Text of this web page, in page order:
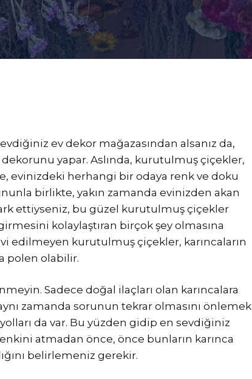
ev dekor mağazasından alsanız da,
yapar. Aslında, kurutulmuş çiçekler,
evinizdeki herhangi bir odaya renk ve doku
birlikte, yakın zamanda evinizden akan
fark ettiyseniz, bu güzel kurutulmuş çiçekler
kolaylaştıran birçok şey olmasına
edilmeyen kurutulmuş çiçekler, karıncaların
polen olabilir.
Sadece doğal ilaçları olan karıncalara
zamanda sorunun tekrar olmasını önlemek
da var. Bu yüzden gidip en sevdiğiniz
atmadan önce, önce bunların karınca
belirlemeniz gerekir.